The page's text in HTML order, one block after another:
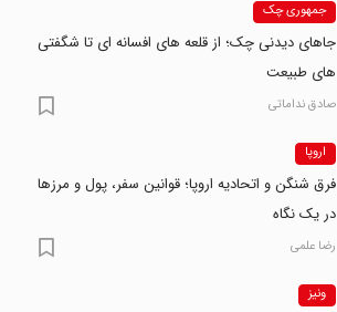
جمهوری چک
جاهای دیدنی چک؛ از قلعه های افسانه ای تا شگفتی
های طبیعت
صادق نداماتی
اروپا
فرق شنگن و اتحادیه اروپا؛ قوانین سفر، پول و مرزها
در یک نگاه
رضا علمی
ونیز